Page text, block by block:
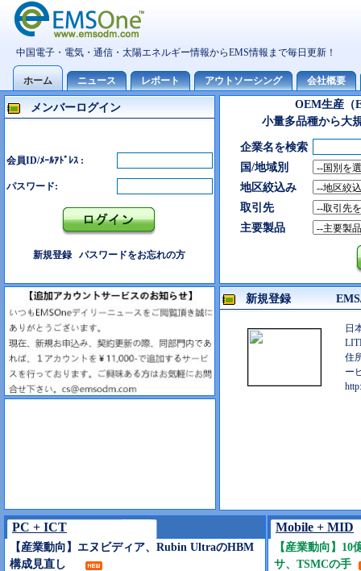
メンバーログイン
会員ID/ﾒｰﾙｱﾄﾞﾚｽ :
パスワード:
新規登録 パスワードをお忘れの方
OEM生産（
小量多品種から大
企業名を検索
国/地域別
地区絞込み
取引先
主要製品
新規登録 EMS/
日
住
ー
PC + ICT
【産業動向】エヌビディア、Rubin UltraのHBM
構成見直し
Mobile + MID
【産業動向】
サ、TSMCの手